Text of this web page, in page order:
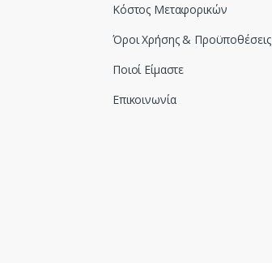
Κόστος Μεταφορικών
Όροι Χρήσης & Προϋποθέσεις
Ποιοί Είμαστε
Επικοινωνία